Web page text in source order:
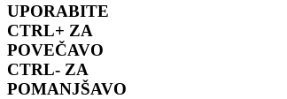
UPORABITE
CTRL+ ZA
POVEČAVO
CTRL- ZA
POMANJŠAVO